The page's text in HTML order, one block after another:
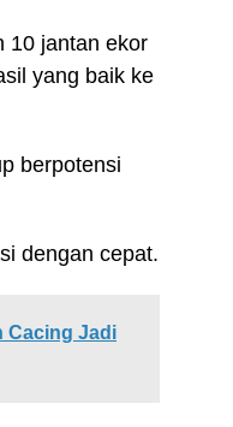
10 jantan ekor
yang baik ke
berpotensi
dengan cepat.
Cacing Jadi